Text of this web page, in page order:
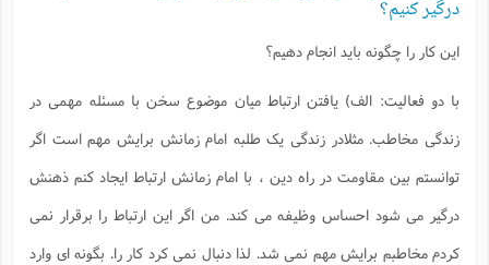
درگیر کنیم؟
این کار را چگونه باید انجام دهیم؟
با دو فعالیت: الف) یافتن ارتباط میان موضوع سخن با مسئله مهمی در
زندگی مخاطب. مثلادر زندگی یک طلبه امام زمانش برایش مهم است اگر
توانستم بین مقاومت در راه دین ، با امام زمانش ارتباط ایجاد کنم ذهنش
درگیر می شود احساس وظیفه می کند. من اگر این ارتباط را برقرار نمی
کردم مخاطبم برایش مهم نمی شد. لذا دنبال نمی کرد کار را. بگونه ای وارد